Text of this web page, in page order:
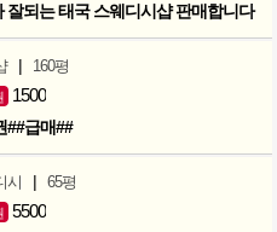
잘되는 태국 스웨디시샵 판매합니다
| 160평
1500
##급매##
시 | 65평
5500